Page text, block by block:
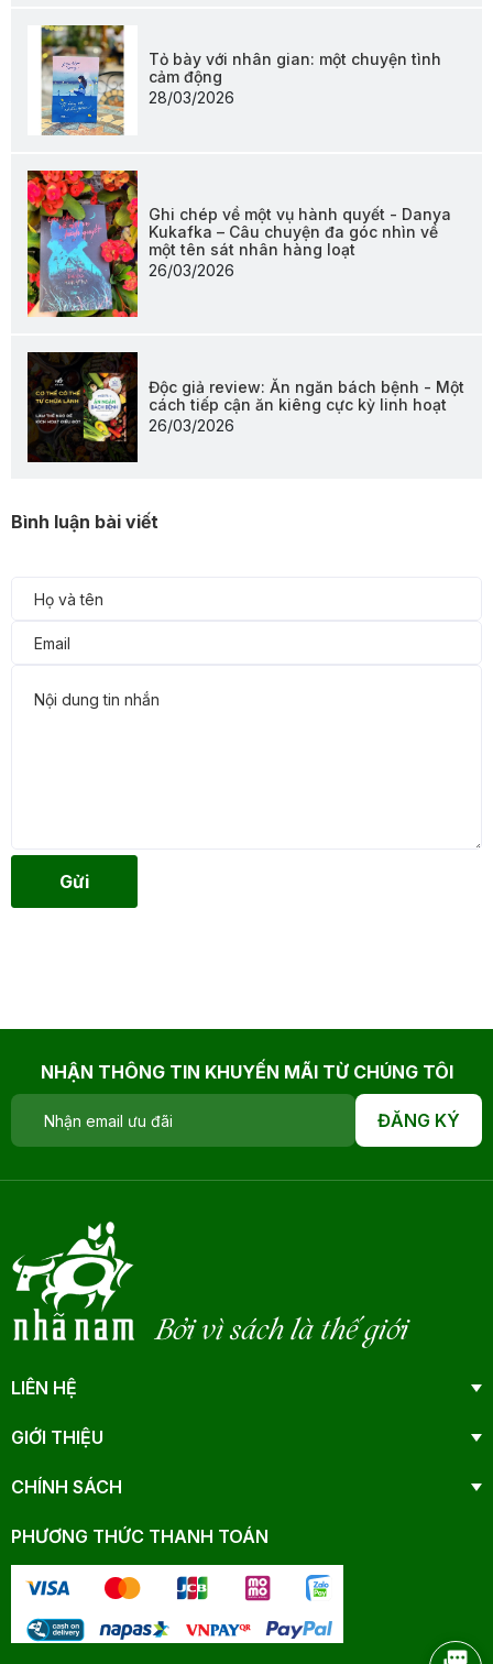
Tỏ bày với nhân gian: một chuyện tình
cảm động
28/03/2026
Ghi chép về một vụ hành quyết - Danya
Kukafka – Câu chuyện đa góc nhìn về
một tên sát nhân hàng loạt
26/03/2026
Độc giả review: Ăn ngăn bách bệnh - Một
cách tiếp cận ăn kiêng cực kỳ linh hoạt
26/03/2026
Bình luận bài viết
Gửi
NHẬN THÔNG TIN KHUYẾN MÃI TỪ CHÚNG TÔI
ĐĂNG KÝ
Bởi vì sách là thế giới
LIÊN HỆ
GIỚI THIỆU
CHÍNH SÁCH
PHƯƠNG THỨC THANH TOÁN